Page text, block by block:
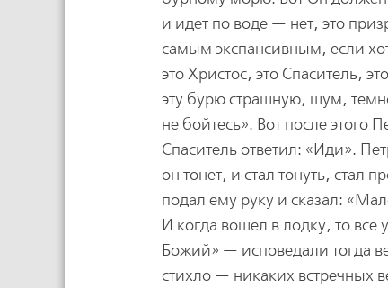
и идет по воде — нет, это
самым экспансивным, если
это Христос, это Спаситель,
эту бурю страшную, шум,
не бойтесь». Вот после этого
Спаситель ответил: «Иди».
он тонет, и стал тонуть, стал
подал ему руку и сказал:
И когда вошел в лодку, то
Божий» — исповедали тогда
стихло — никаких встречных